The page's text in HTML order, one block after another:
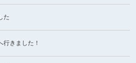
た
行きました！